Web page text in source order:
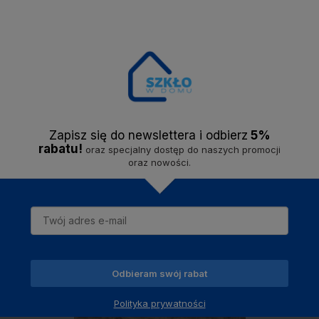
Zapisz się do newslettera i odbierz 5%
rabatu! oraz specjalny dostęp do naszych promocji
oraz nowości.
Odbieram swój rabat
Polityka prywatności